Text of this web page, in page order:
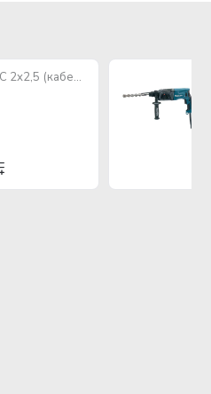
Провод ПВС 2х2,5 (кабель медный многожильный)